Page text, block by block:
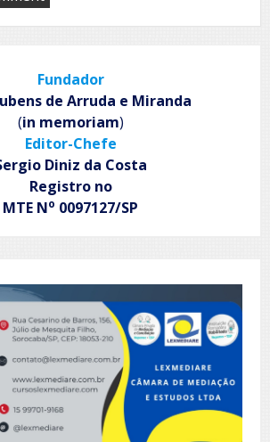
of
Fundador
de Arruda e Miranda
(in memoriam)
Editor-Chefe
Diniz da Costa
Registro no
MTE No 0097127/SP